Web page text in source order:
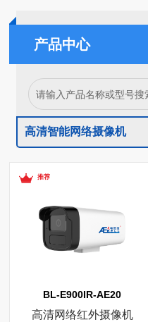
产品中心
高清智能网络摄像机
推荐
BL-E900IR-AE20
高清网络红外摄像机